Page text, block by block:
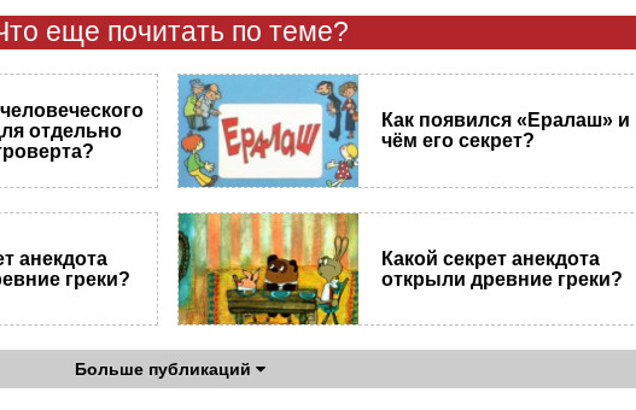
еще почитать по теме?
отдельно
Как появился «Ералаш» и
чём его секрет?
анекдота
греки?
Какой секрет анекдота
открыли древние греки?
Больше публикаций